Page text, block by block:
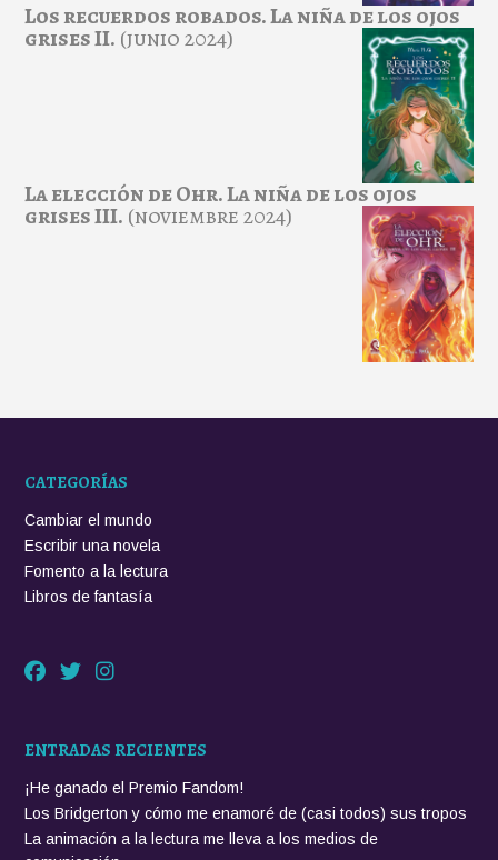
Los recuerdos robados. La niña de los ojos
grises II. (junio 2024)
La elección de Ohr. La niña de los ojos
grises III. (noviembre 2024)
CATEGORÍAS
Cambiar el mundo
Escribir una novela
Fomento a la lectura
Libros de fantasía
ENTRADAS RECIENTES
¡He ganado el Premio Fandom!
Los Bridgerton y cómo me enamoré de (casi todos) sus tropos
La animación a la lectura me lleva a los medios de